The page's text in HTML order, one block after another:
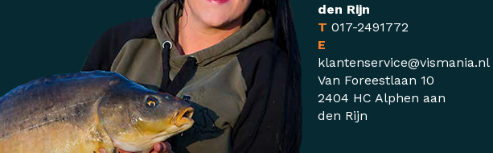
den Rijn
T 017-2491772
E
klantenservice@vismania.nl
Van Foreestlaan 10
2404 HC Alphen aan
den Rijn